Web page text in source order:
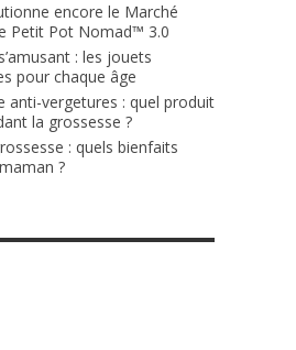
encore le Marché
Petit Pot Nomad™ 3.0
: les jouets
pour chaque âge
anti-vergetures : quel produit
la grossesse ?
: quels bienfaits
?